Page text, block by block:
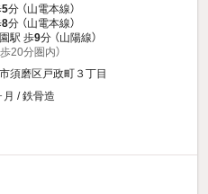
5分 （山電本線）
8分 （山電本線）
駅 歩9分 （山陽線）
20分圏内）
須磨区戸政町３丁目
/ 鉄骨造